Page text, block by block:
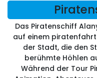
Das Piratenschiff
auf einem
der Stadt, die den
berühmte Höhlen
Während der Tour